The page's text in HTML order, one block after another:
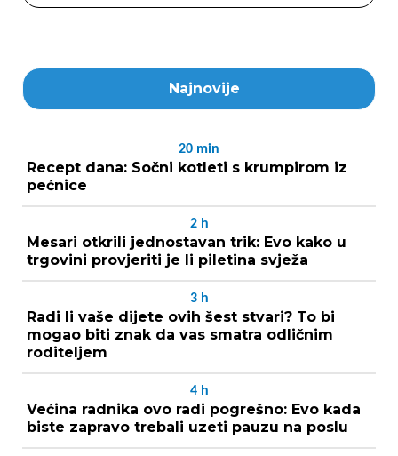
Najnovije
20 min
Recept dana: Sočni kotleti s krumpirom iz
pećnice
2 h
Mesari otkrili jednostavan trik: Evo kako u
trgovini provjeriti je li piletina svježa
3 h
Radi li vaše dijete ovih šest stvari? To bi
mogao biti znak da vas smatra odličnim
roditeljem
4 h
Većina radnika ovo radi pogrešno: Evo kada
biste zapravo trebali uzeti pauzu na poslu